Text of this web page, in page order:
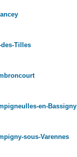
Tilles
en-Bassigny
sous-Varennes